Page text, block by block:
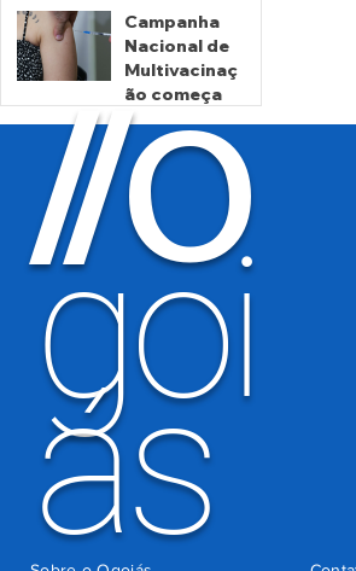
motoristas
por
cobrança
indevida do
Detran-GO
há 2 dias
Campanha
Nacional de
Multivacinaç
ão começa
nesta
segunda
há 3 dias
//O
goi
ás